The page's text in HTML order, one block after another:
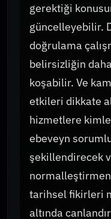
gerektiği
güncelleyebilir.
doğrulama
belirsizliğin
koşabilir. Ve
etkileri dikkate
hizmetlere
ebeveyn
şekillendirecek
tarihsel fikirleri
altında